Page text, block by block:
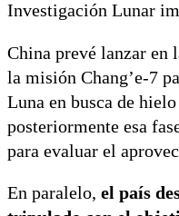
Investigación Lunar
China prevé lanzar en
la misión Chang’e-7
Luna en busca de
posteriormente esa
para evaluar el
En paralelo, el país